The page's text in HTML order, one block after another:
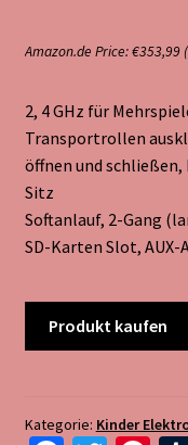
Amazon.de Price:€353,99
2, 4 GHz für
Transportrollen
öffnen und
Sitz
Softanlauf, 2-Gang
SD-Karten Slot, AUX-
Produkt kaufen
Kategorie: Kinder